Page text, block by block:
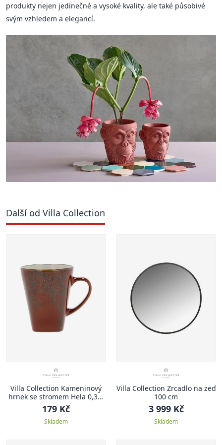
produkty nejen jedinečné a vysoké kvality, ale také působivé
svým vzhledem a elegancí.
Další od Villa Collection
Villa Collection Kameninový
hrnek se stromem Hela 0,35l
Amber
179 Kč
Skladem
Villa Collection Zrcadlo na zeď
100 cm
3 999 Kč
Skladem